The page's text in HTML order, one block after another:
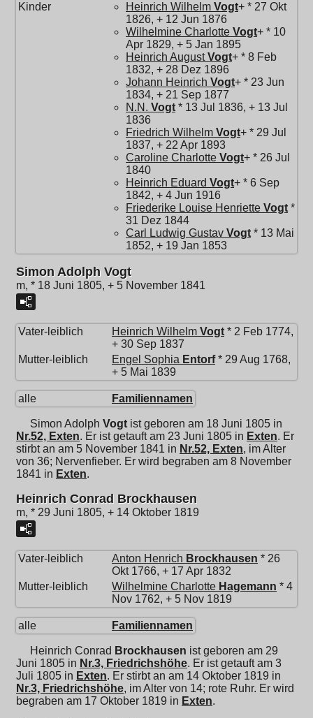
Kinder
Heinrich Wilhelm Vogt+ * 27 Okt
1826, + 12 Jun 1876
Wilhelmine Charlotte Vogt+ * 10
Apr 1829, + 5 Jan 1895
Heinrich August Vogt+ * 8 Feb
1832, + 28 Dez 1896
Johann Heinrich Vogt+ * 23 Jun
1834, + 21 Sep 1877
N.N. Vogt * 13 Jul 1836, + 13 Jul
1836
Friedrich Wilhelm Vogt+ * 29 Jul
1837, + 22 Apr 1893
Caroline Charlotte Vogt+ * 26 Jul
1840
Heinrich Eduard Vogt+ * 6 Sep
1842, + 4 Jun 1916
Friederike Louise Henriette Vogt *
31 Dez 1844
Carl Ludwig Gustav Vogt * 13 Mai
1852, + 19 Jan 1853
Simon Adolph Vogt
m, * 18 Juni 1805, + 5 November 1841
Vater-leiblich Heinrich Wilhelm Vogt * 2 Feb 1774,
+ 30 Sep 1837
Mutter-leiblich
Engel Sophia Entorf* 29 Aug 1768,
+ 5 Mai 1839
alle Familiennamen
Simon Adolph Vogt ist geboren am 18 Juni 1805 in
Nr.52, Exten. Er ist getauft am 23 Juni 1805 in Exten. Er
stirbt an am 5 November 1841 in Nr.52, Exten, im Alter
von 36; Nervenfieber. Er wird begraben am 8 November
1841 in Exten.
Heinrich Conrad Brockhausen
m, * 29 Juni 1805, + 14 Oktober 1819
Vater-leiblich Anton Henrich Brockhausen * 26
Okt 1766, + 17 Apr 1832
Mutter-leiblich
Wilhelmine Charlotte Hagemann * 4
Nov 1762, + 5 Nov 1819
alle Familiennamen
Heinrich Conrad Brockhausen ist geboren am 29
Juni 1805 in Nr.3, Friedrichshöhe. Er ist getauft am 3
Juli 1805 in Exten. Er stirbt an am 14 Oktober 1819 in
Nr.3, Friedrichshöhe, im Alter von 14; rote Ruhr. Er wird
begraben am 17 Oktober 1819 in Exten.